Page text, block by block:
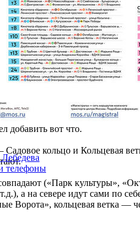
добавить вот что.
кольцо и Кольцевая
(«Парк культуры»,
а на севере идут сами по
Ворота», кольцевая ветка —
телефоны